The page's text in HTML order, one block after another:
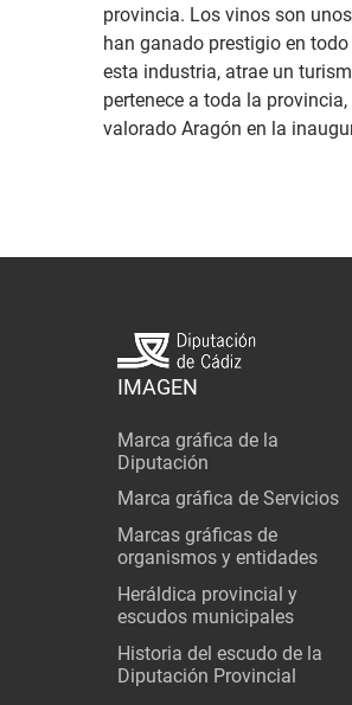
provincia. Los vinos son
han ganado prestigio en
esta industria, atrae un
pertenece a toda la
valorado Aragón en la
IMAGEN
Marca gráfica de la
Diputación
Marca gráfica de Servicios
Marcas gráficas de
organismos y entidades
Heráldica provincial y
escudos municipales
Historia del escudo de la
Diputación Provincial